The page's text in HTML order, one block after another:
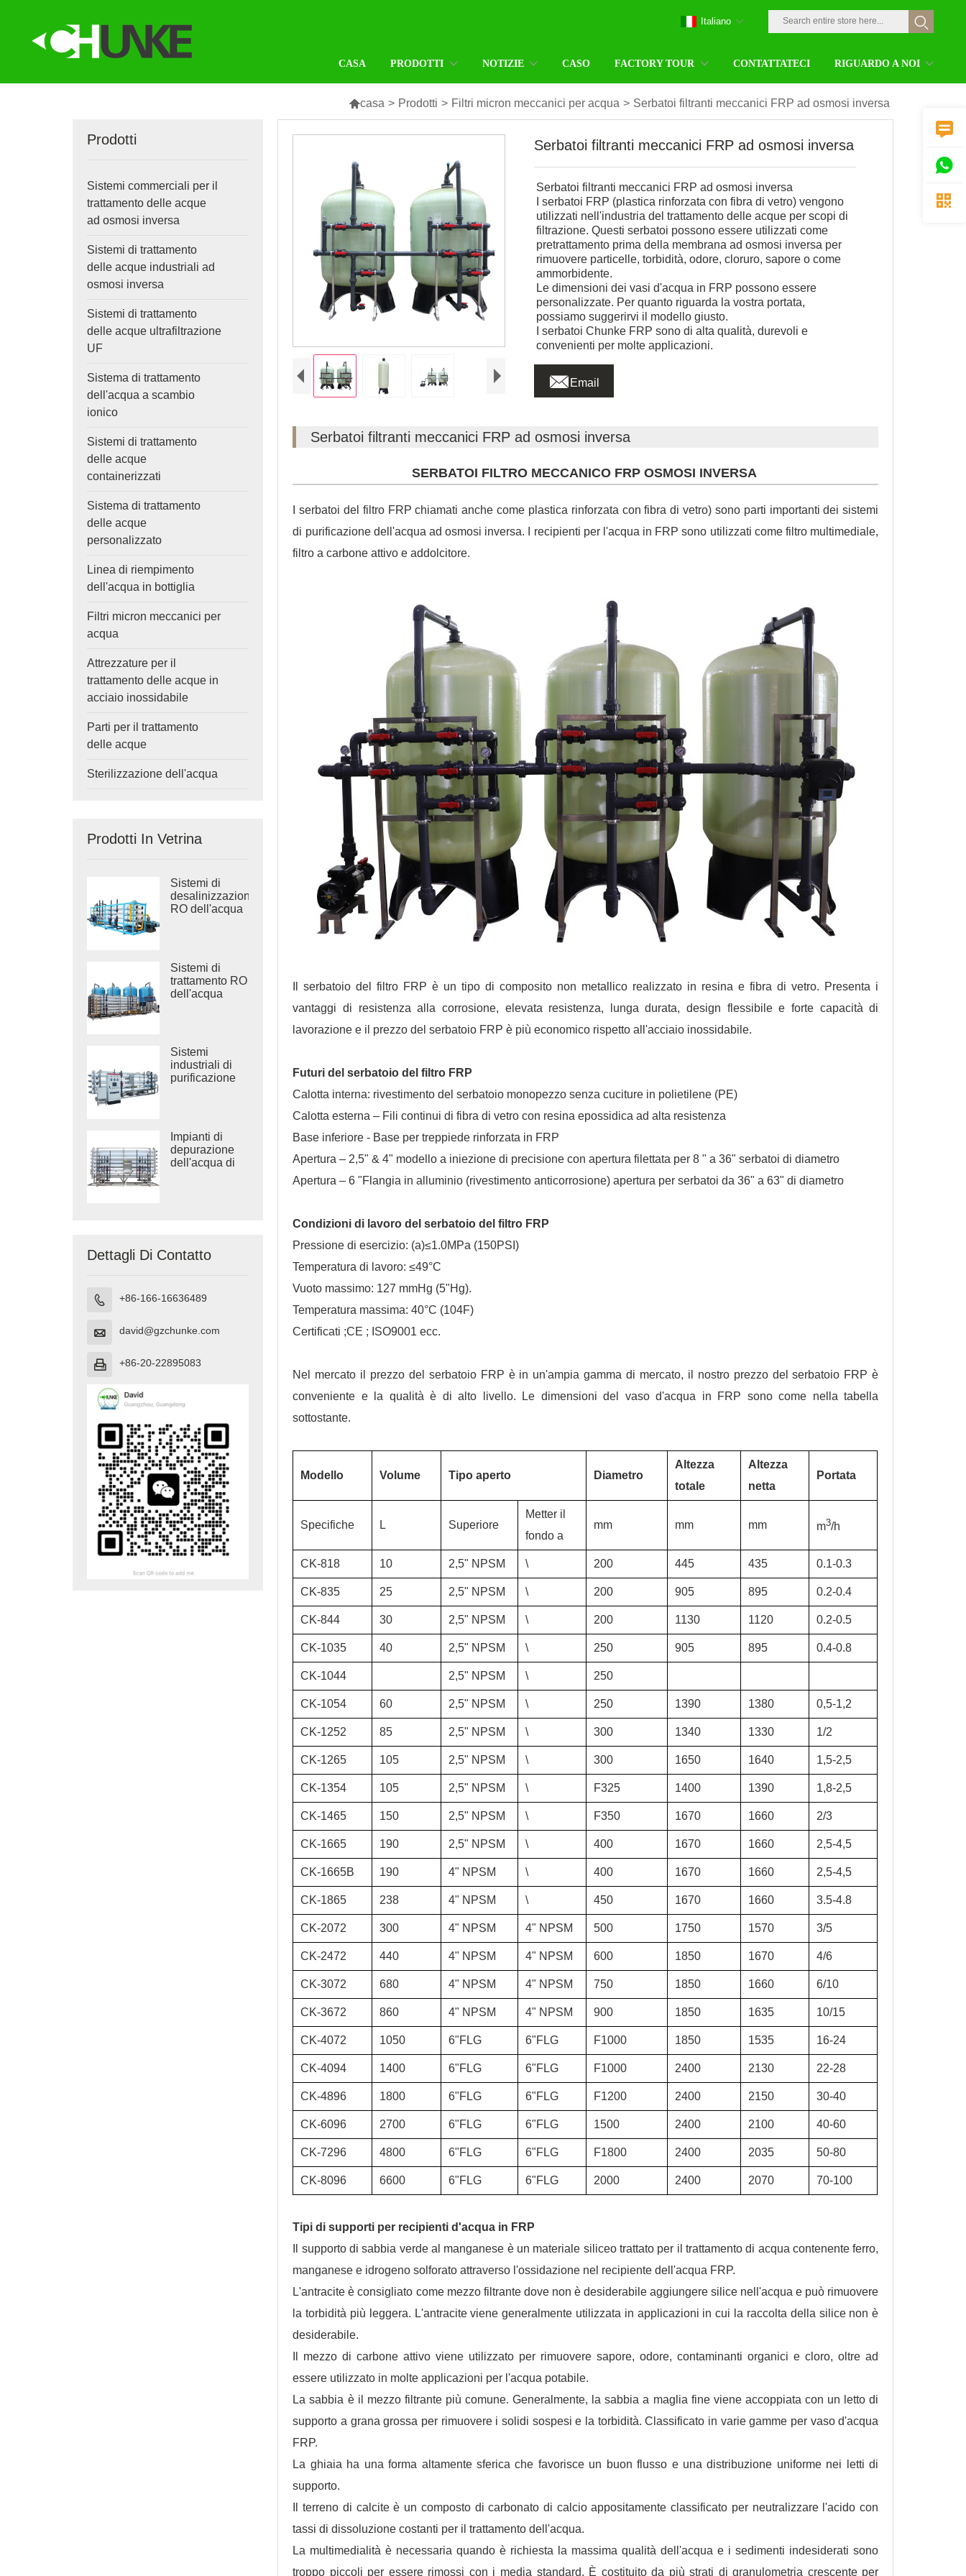
CASA PRODOTTI NOTIZIE CASO FACTORY TOUR CONTATTATECI RIGUARDO A NOI
Italiano
casa > Prodotti > Filtri micron meccanici per acqua > Serbatoi filtranti meccanici FRP ad osmosi inversa
Prodotti
Sistemi commerciali per il
trattamento delle acque
ad osmosi inversa
Sistemi di trattamento
delle acque industriali ad
osmosi inversa
Sistemi di trattamento
delle acque ultrafiltrazione
UF
Sistema di trattamento
dell'acqua a scambio
ionico
Sistemi di trattamento
delle acque
containerizzati
Sistema di trattamento
delle acque
personalizzato
Linea di riempimento
dell'acqua in bottiglia
Filtri micron meccanici per
acqua
Attrezzature per il
trattamento delle acque in
acciaio inossidabile
Parti per il trattamento
delle acque
Sterilizzazione dell'acqua
Prodotti In Vetrina
Sistemi di
desalinizzazione
RO dell'acqua
Sistemi di
trattamento RO
dell'acqua
Sistemi
industriali di
purificazione
Impianti di
depurazione
dell'acqua di
Dettagli Di Contatto
 +86-166-16636489
 david@gzchunke.com
 +86-20-22895083
Serbatoi filtranti meccanici FRP ad osmosi inversa
Serbatoi filtranti meccanici FRP ad osmosi inversa
I serbatoi FRP (plastica rinforzata con fibra di vetro) vengono
utilizzati nell'industria del trattamento delle acque per scopi di
filtrazione. Questi serbatoi possono essere utilizzati come
pretrattamento prima della membrana ad osmosi inversa per
rimuovere particelle, torbidità, odore, cloruro, sapore o come
ammorbidente.
Le dimensioni dei vasi d'acqua in FRP possono essere
personalizzate. Per quanto riguarda la vostra portata,
possiamo suggerirvi il modello giusto.
I serbatoi Chunke FRP sono di alta qualità, durevoli e
convenienti per molte applicazioni.
 Email
Serbatoi filtranti meccanici FRP ad osmosi inversa
SERBATOI FILTRO MECCANICO FRP OSMOSI INVERSA
I serbatoi del filtro FRP chiamati anche come plastica rinforzata con fibra di vetro) sono parti importanti dei sistemi
di purificazione dell'acqua ad osmosi inversa. I recipienti per l'acqua in FRP sono utilizzati come filtro multimediale,
filtro a carbone attivo e addolcitore.
Il serbatoio del filtro FRP è un tipo di composito non metallico realizzato in resina e fibra di vetro. Presenta i
vantaggi di resistenza alla corrosione, elevata resistenza, lunga durata, design flessibile e forte capacità di
lavorazione e il prezzo del serbatoio FRP è più economico rispetto all'acciaio inossidabile.
Futuri del serbatoio del filtro FRP
Calotta interna: rivestimento del serbatoio monopezzo senza cuciture in polietilene (PE)
Calotta esterna – Fili continui di fibra di vetro con resina epossidica ad alta resistenza
Base inferiore - Base per treppiede rinforzata in FRP
Apertura – 2,5" & 4" modello a iniezione di precisione con apertura filettata per 8 " a 36" serbatoi di diametro
Apertura –6 "Flangia in alluminio (rivestimento anticorrosione) apertura per serbatoi da 36" a 63" di diametro
Condizioni di lavoro del serbatoio del filtro FRP
Pressione di esercizio: (a)≤1.0MPa (150PSI)
Temperatura di lavoro: ≤49°C
Vuoto massimo: 127 mmHg (5"Hg).
Temperatura massima: 40°C (104F)
Certificati ;CE ; ISO9001 ecc.
Nel mercato il prezzo del serbatoio FRP è in un'ampia gamma di mercato, il nostro prezzo del serbatoio FRP è
conveniente e la qualità è di alto livello. Le dimensioni del vaso d'acqua in FRP sono come nella tabella
sottostante.
Modello Volume Tipo aperto Diametro
Altezza
totale
Altezza
netta
Portata
Specifiche L Superiore
Metter il
fondo a
mm mm mm m3/h
CK-818 10 2,5" NPSM \ 200 445 435 0.1-0.3
CK-835 25 2,5" NPSM \ 200 905 895 0.2-0.4
CK-844 30 2,5" NPSM \ 200 1130 1120 0.2-0.5
CK-1035 40 2,5" NPSM \ 250 905 895 0.4-0.8
CK-1044 2,5" NPSM \ 250
CK-1054 60 2,5" NPSM \ 250 1390 1380 0,5-1,2
CK-1252 85 2,5" NPSM \ 300 1340 1330 1/2
CK-1265 105 2,5" NPSM \ 300 1650 1640 1,5-2,5
CK-1354 105 2,5" NPSM \ F325 1400 1390 1,8-2,5
CK-1465 150 2,5" NPSM \ F350 1670 1660 2/3
CK-1665 190 2,5" NPSM \ 400 1670 1660 2,5-4,5
CK-1665B 190 4" NPSM \ 400 1670 1660 2,5-4,5
CK-1865 238 4" NPSM \ 450 1670 1660 3.5-4.8
CK-2072 300 4" NPSM 4" NPSM 500 1750 1570 3/5
CK-2472 440 4" NPSM 4" NPSM 600 1850 1670 4/6
CK-3072 680 4" NPSM 4" NPSM 750 1850 1660 6/10
CK-3672 860 4" NPSM 4" NPSM 900 1850 1635 10/15
CK-4072 1050 6"FLG 6"FLG F1000 1850 1535 16-24
CK-4094 1400 6"FLG 6"FLG F1000 2400 2130 22-28
CK-4896 1800 6"FLG 6"FLG F1200 2400 2150 30-40
CK-6096 2700 6"FLG 6"FLG 1500 2400 2100 40-60
CK-7296 4800 6"FLG 6"FLG F1800 2400 2035 50-80
CK-8096 6600 6"FLG 6"FLG 2000 2400 2070 70-100
Tipi di supporti per recipienti d'acqua in FRP
Il supporto di sabbia verde al manganese è un materiale siliceo trattato per il trattamento di acqua contenente ferro,
manganese e idrogeno solforato attraverso l'ossidazione nel recipiente dell'acqua FRP.
L'antracite è consigliato come mezzo filtrante dove non è desiderabile aggiungere silice nell'acqua e può rimuovere
la torbidità più leggera. L'antracite viene generalmente utilizzata in applicazioni in cui la raccolta della silice non è
desiderabile.
Il mezzo di carbone attivo viene utilizzato per rimuovere sapore, odore, contaminanti organici e cloro, oltre ad
essere utilizzato in molte applicazioni per l'acqua potabile.
La sabbia è il mezzo filtrante più comune. Generalmente, la sabbia a maglia fine viene accoppiata con un letto di
supporto a grana grossa per rimuovere i solidi sospesi e la torbidità. Classificato in varie gamme per vaso d'acqua
FRP.
La ghiaia ha una forma altamente sferica che favorisce un buon flusso e una distribuzione uniforme nei letti di
supporto.
Il terreno di calcite è un composto di carbonato di calcio appositamente classificato per neutralizzare l'acido con
tassi di dissoluzione costanti per il trattamento dell'acqua.
La multimedialità è necessaria quando è richiesta la massima qualità dell'acqua e i sedimenti indesiderati sono
troppo piccoli per essere rimossi con i media standard. È costituito da più strati di granulometria crescente per


